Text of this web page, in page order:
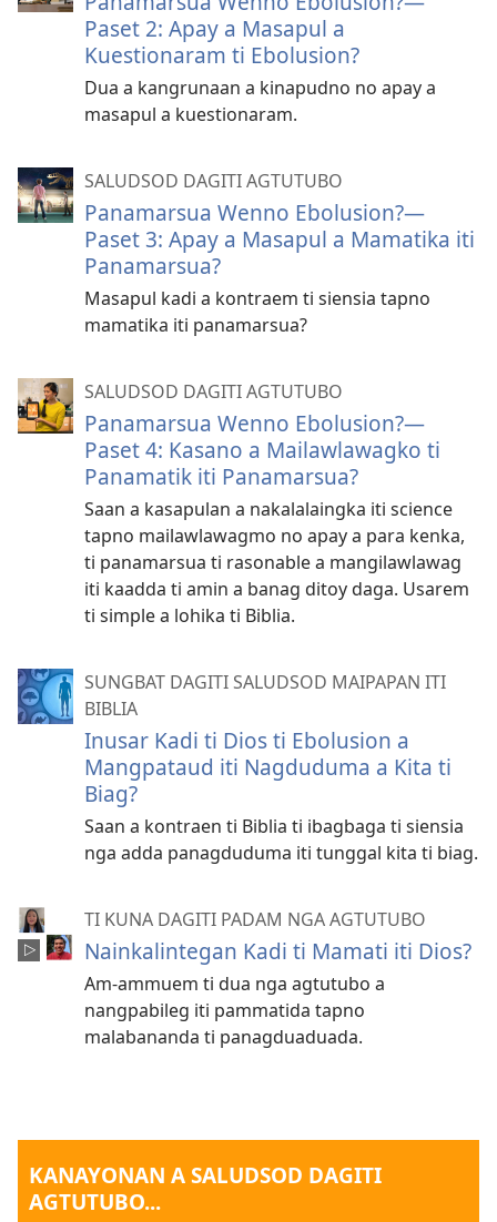
Paset 2: Apay a Masapul a
Kuestionaram ti Ebolusion?
Dua a kangrunaan a kinapudno no apay a
masapul a kuestionaram.
SALUDSOD DAGITI AGTUTUBO
Panamarsua Wenno Ebolusion?—
Paset 3: Apay a Masapul a Mamatika iti
Panamarsua?
Masapul kadi a kontraem ti siensia tapno
mamatika iti panamarsua?
SALUDSOD DAGITI AGTUTUBO
Panamarsua Wenno Ebolusion?​—
Paset 4: Kasano a Mailawlawagko ti
Panamatik iti Panamarsua?
Saan a kasapulan a nakalalaingka iti science
tapno mailawlawagmo no apay a para kenka,
ti panamarsua ti rasonable a mangilawlawag
iti kaadda ti amin a banag ditoy daga. Usarem
ti simple a lohika ti Biblia.
SUNGBAT DAGITI SALUDSOD MAIPAPAN ITI
BIBLIA
Inusar Kadi ti Dios ti Ebolusion a
Mangpataud iti Nagduduma a Kita ti
Biag?
Saan a kontraen ti Biblia ti ibagbaga ti siensia
nga adda panagduduma iti tunggal kita ti biag.
TI KUNA DAGITI PADAM NGA AGTUTUBO
Nainkalintegan Kadi ti Mamati iti Dios?
Am-ammuem ti dua nga agtutubo a
nangpabileg iti pammatida tapno
malabananda ti panagduaduada.
KANAYONAN A SALUDSOD DAGITI
AGTUTUBO...